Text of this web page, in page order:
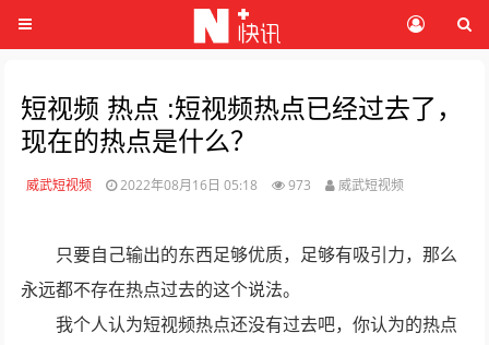
短视频 热点 :短视频热点已经过去了，
现在的热点是什么？
威武短视频 2022年08月16日 05:18 973 威武短视频
只要自己输出的东西足够优质，足够有吸引力，那么
永远都不存在热点过去的这个说法。
我个人认为短视频热点还没有过去吧，你认为的热点